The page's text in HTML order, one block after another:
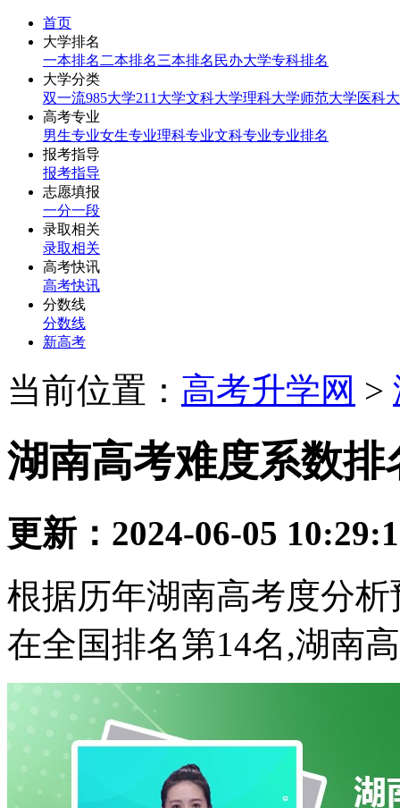
首页
大学排名
一本排名 二本排名三本排名 民办大学专科排名
大学分类
双一流985大学211大学文科大学理科大学师范大学医科
高考专业
男生专业女生专业理科专业文科专业专业排名
报考指导
报考指导
志愿填报
一分一段
录取相关
录取相关
高考快讯
高考快讯
分数线
分数线
新高考
当前位置： 高考升学网 >
湖南高考难度系数排
更新：2024-06-05
根据历年湖南高考度分
在全国排名第14名,湖南